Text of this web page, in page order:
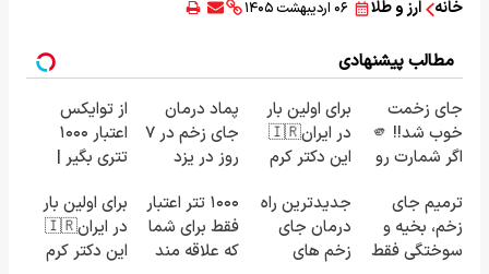
خانه ارز و طلا ۰۶ اردیبهشت ۱۴۰۵
مطالب پیشنهادی
جای زخمت
خوب شد!! 🫵
اگر شمارت رو
بزاری و مشاوره
بگیری 🫵
برای اولین بار
در ایران🇮🇷
این دکتر کرم
23 روزه
ساخت!
پماد درمان
جای زخم در ۷
روز در یزد
(مشاوره
بگیرید)
از توایکس
اعتبار ۱۰۰۰
تتری بگیر |
شمارتو وارد
کنی !!!
ترمیم جای
زخم، بخیه و
سوختگی فقط
جدیدترین راه
درمان جای
زخم های
۱۰۰۰ تتر اعتبار
فقط برای شما
که علاقه مند
برای اولین بار
در ایران🇮🇷
این دکتر کرم